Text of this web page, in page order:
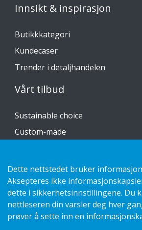
Innsikt & inspirasjon
Butikkkategori
Kundecaser
Trender i detaljhandelen
Vårt tilbud
Sustainable choice
Custom-made
Katalog
Kontakt oss
Personvernerklæring
Dette nettstedet bruker
Aksepteres ikke
dette i sikkerhetsinnstillingene. Du
nettleseren din varsler deg hver
prøver å sette inn en